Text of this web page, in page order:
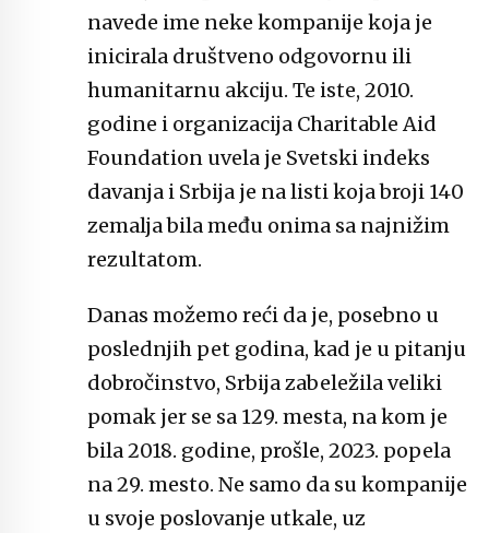
navede ime neke kompanije koja je
inicirala društveno odgovornu ili
humanitarnu akciju. Te iste, 2010.
godine i organizacija Charitable Aid
Foundation uvela je Svetski indeks
davanja i Srbija je na listi koja broji 140
zemalja bila među onima sa najnižim
rezultatom.
Danas možemo reći da je, posebno u
poslednjih pet godina, kad je u pitanju
dobročinstvo, Srbija zabeležila veliki
pomak jer se sa 129. mesta, na kom je
bila 2018. godine, prošle, 2023. popela
na 29. mesto. Ne samo da su kompanije
u svoje poslovanje utkale, uz